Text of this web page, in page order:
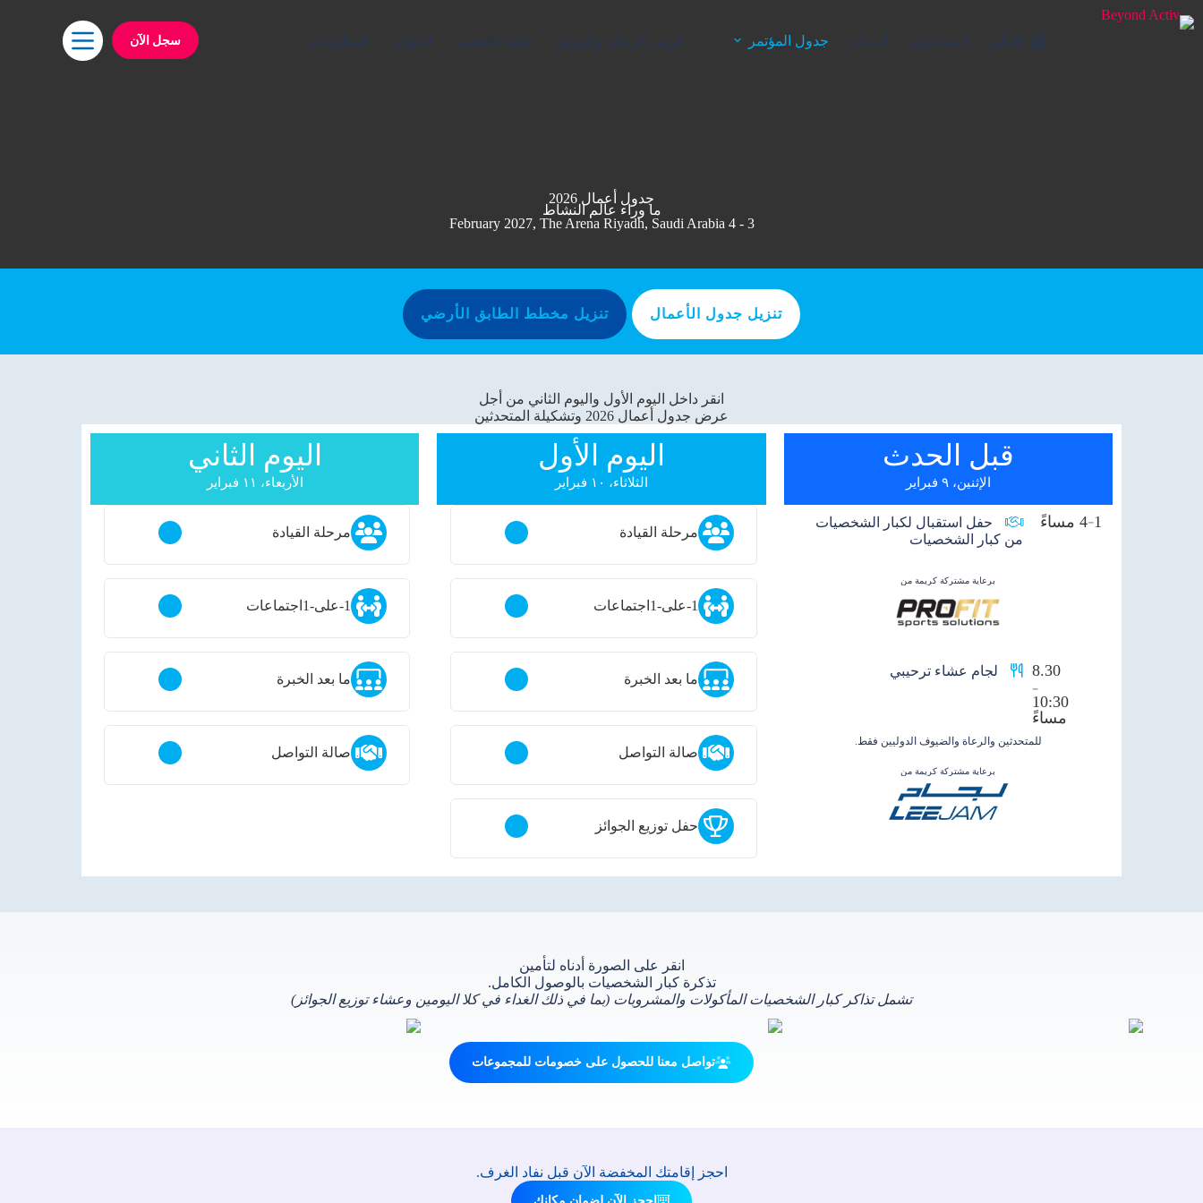
العالم المتحدثون الرعاة جدول المؤتمر فرص الرعاية والعرض قائمة الحضور الجوائز المعلومات سجل الآن
جدول أعمال 2026
ما وراء عالم النشاط
3 - 4 February 2027, The Arena Riyadh, Saudi Arabia
تنزيل جدول الأعمال تنزيل مخطط الطابق الأرضي
انقر داخل اليوم الأول واليوم الثاني من أجل
عرض جدول أعمال 2026 وتشكيلة المتحدثين
قبل الحدث
الإثنين، ٩ فبراير
1
-4 مساءً
حفل استقبال لكبار الشخصيات
من كبار الشخصيات
برعاية مشتركة كريمة من
8.30
-
10:30
مساءً
لجام عشاء ترحيبي
للمتحدثين والرعاة والضيوف الدوليين فقط.
برعاية مشتركة كريمة من
اليوم الأول
الثلاثاء، ١٠ فبراير
مرحلة القيادة
1-على-1 اجتماعات
ما بعد الخبرة
صالة التواصل
حفل توزيع الجوائز
اليوم الثاني
الأربعاء، ١١ فبراير
مرحلة القيادة
1-على-1 اجتماعات
ما بعد الخبرة
صالة التواصل
انقر على الصورة أدناه لتأمين
تذكرة كبار الشخصيات بالوصول الكامل.
تشمل تذاكر كبار الشخصيات المأكولات والمشروبات (بما في ذلك الغداء في كلا اليومين وعشاء توزيع الجوائز)
تواصل معنا للحصول على خصومات للمجموعات
احجز إقامتك المخفضة الآن قبل نفاد الغرف.